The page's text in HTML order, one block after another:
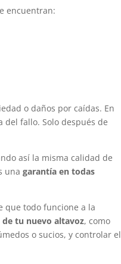
encuentran:
o daños por caídas. En
del fallo. Solo después de
así la misma calidad de
unagarantía en todas
que todo funcione a la
tu nuevo altavoz, como
o sucios, y controlar el